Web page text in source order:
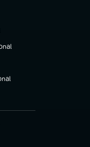
aba)
aba)